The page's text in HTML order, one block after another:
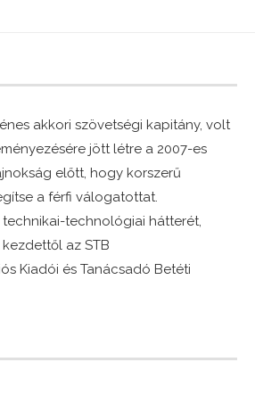
akkori szövetségi kapitány, volt
jött létre a 2007-es
előtt, hogy korszerű
a férfi válogatottat.
technológiai hátterét,
az STB
Kiadói és Tanácsadó Betéti